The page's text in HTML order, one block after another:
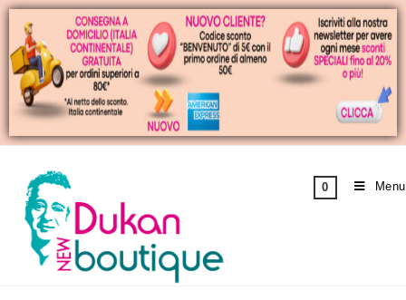
0 Menu